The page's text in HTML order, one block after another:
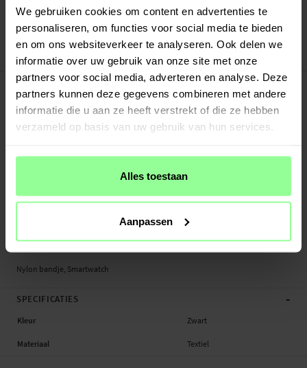
We gebruiken cookies om content en advertenties te
personaliseren, om functies voor social media te bieden
en om ons websiteverkeer te analyseren. Ook delen we
informatie over uw gebruik van onze site met onze
partners voor social media, adverteren en analyse. Deze
partners kunnen deze gegevens combineren met andere
informatie die u aan ze heeft verstrekt of die ze hebben
verzameld op basis van uw gebruik van hun services.
Alles toestaan
Aanpassen
Veilig betalen met Klarna of Paypal
30 dagen retourrecht
Art number :50618 Dux Ducis
PRODUCTBESCHRIJVING -
Nylon bandje voor Coros Pace 3.
Geschikt voor:
Lengte: Verstelbaar tussen ongeveer 115 - 205mm (lengte zonder de
Materiaal: Textiel
Nylon bandje, Smartwatch
SPECIFICATIES -
Kleur Zwart
Materiaal Textiel